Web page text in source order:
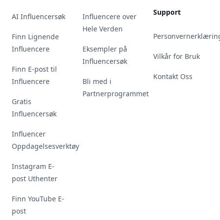
AI Influencersøk
Finn Lignende
Influencere
Finn E-post til
Influencere
Gratis
Influencersøk
Influencer
Oppdagelsesverktøy
Instagram E-
post Uthenter
Finn YouTube E-
post
Influencere over
Hele Verden
Eksempler på
Influencersøk
Bli med i
Partnerprogrammet
Support
Vilkår for Bruk
Kontakt Oss